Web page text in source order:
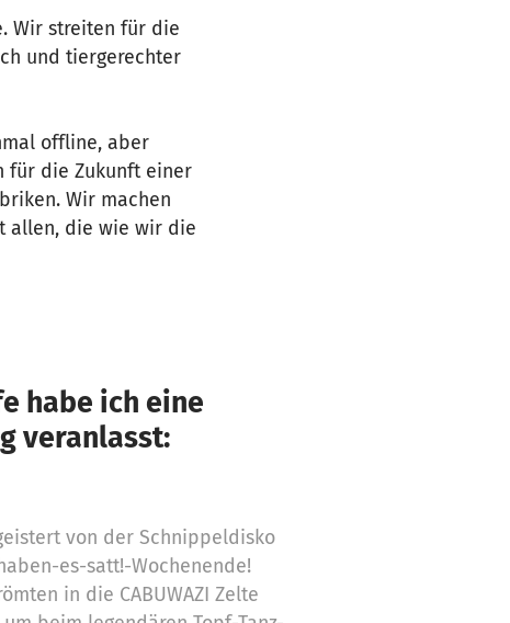
Wir streiten für die
und tiergerechter
offline, aber
für die Zukunft einer
Wir machen
allen, die wie wir die
habe ich eine
veranlasst:
von der Schnippeldisko
es-satt!-Wochenende!
in die CABUWAZI Zelte